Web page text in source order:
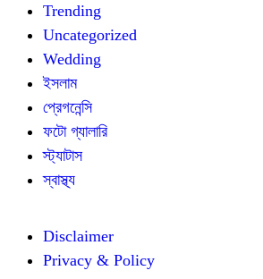
Trending
Uncategorized
Wedding
ইসলাম
প্রেগনেন্সি
ফটো গ্যালারি
স্ট্যাটাস
স্বাস্থ্য
Disclaimer
Privacy & Policy